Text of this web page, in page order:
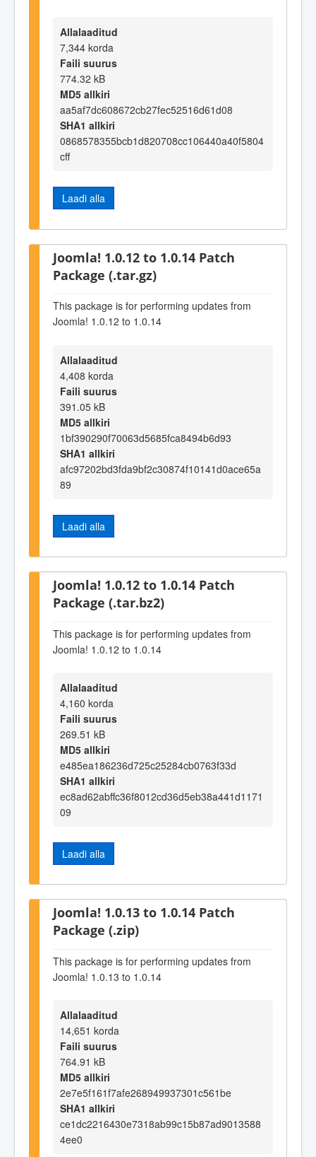
Allalaaditud
7,344 korda
Faili suurus
774.32 kB
MD5 allkiri
aa5af7dc608672cb27fec52516d61d08
SHA1 allkiri
0868578355bcb1d820708cc106440a40f5804
cff
Laadi alla
Joomla! 1.0.12 to 1.0.14 Patch
Package (.tar.gz)
This package is for performing updates from
Joomla! 1.0.12 to 1.0.14
Allalaaditud
4,408 korda
Faili suurus
391.05 kB
MD5 allkiri
1bf390290f70063d5685fca8494b6d93
SHA1 allkiri
afc97202bd3fda9bf2c30874f10141d0ace65a
89
Laadi alla
Joomla! 1.0.12 to 1.0.14 Patch
Package (.tar.bz2)
This package is for performing updates from
Joomla! 1.0.12 to 1.0.14
Allalaaditud
4,160 korda
Faili suurus
269.51 kB
MD5 allkiri
e485ea186236d725c25284cb0763f33d
SHA1 allkiri
ec8ad62abffc36f8012cd36d5eb38a441d1171
09
Laadi alla
Joomla! 1.0.13 to 1.0.14 Patch
Package (.zip)
This package is for performing updates from
Joomla! 1.0.13 to 1.0.14
Allalaaditud
14,651 korda
Faili suurus
764.91 kB
MD5 allkiri
2e7e5f161f7afe268949937301c561be
SHA1 allkiri
ce1dc2216430e7318ab99c15b87ad9013588
4ee0